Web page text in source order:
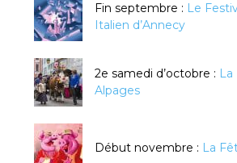
Fin septembre : Le
Italien d’Annecy
2e samedi d’octobre :
Alpages
Début novembre : La